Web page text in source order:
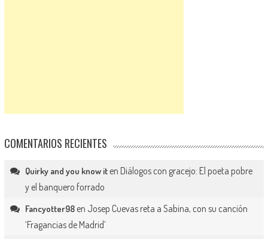
COMENTARIOS RECIENTES
Quirky and you know iten Diálogos con gracejo: El poeta pobre
y el banquero forrado
Fancyotter98en Josep Cuevas reta a Sabina, con su canción
‘Fragancias de Madrid’